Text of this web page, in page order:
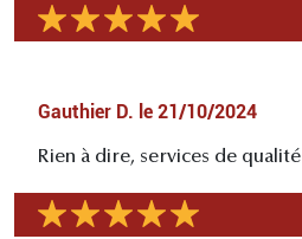
Gauthier D. le 21/10/2024
Rien à dire, services de qualité